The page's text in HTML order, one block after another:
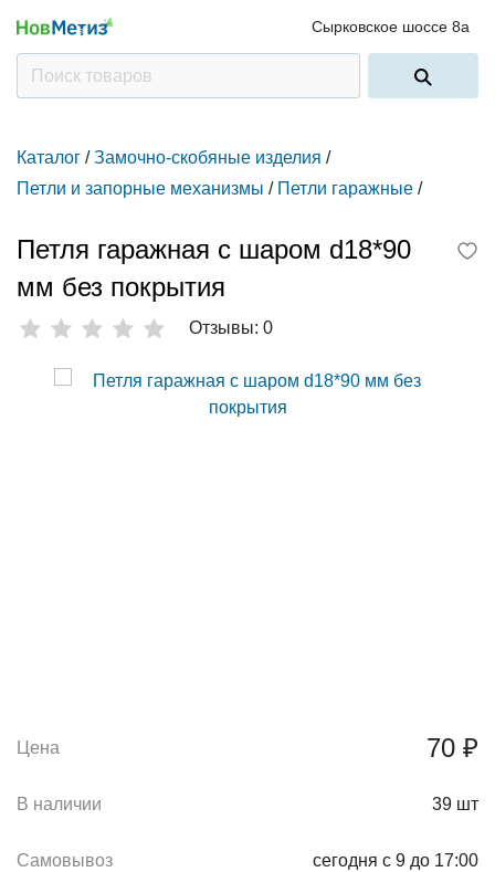
Сырковское шоссе 8а
Каталог / Замочно-скобяные изделия /
Петли и запорные механизмы / Петли гаражные /
Петля гаражная с шаром d18*90
мм без покрытия
Отзывы: 0
Цена 70 ₽
В наличии 39 шт
Самовывоз сегодня с 9 до 17:00